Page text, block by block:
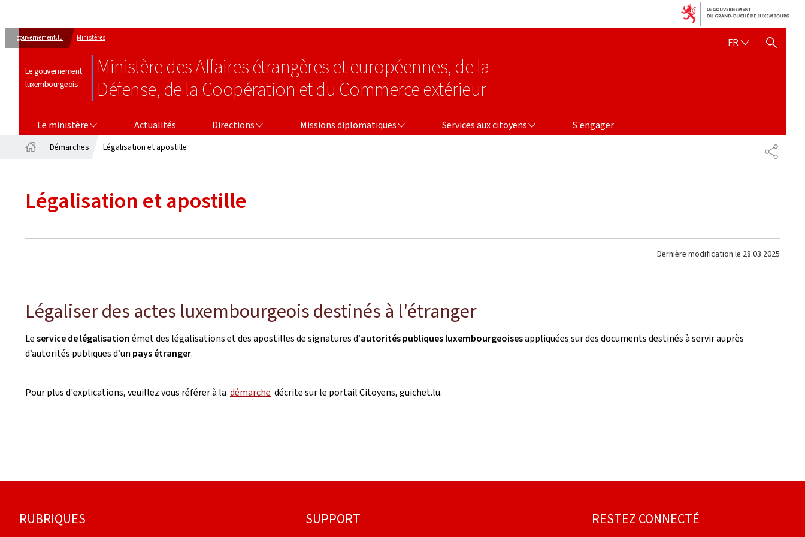
gouvernement.lu Ministères
Le gouvernement
luxembourgeois
Ministère des Affaires étrangères et européennes, de la
Défense, de la Coopération et du Commerce extérieur
FRFRANÇAIS
AFFICHER / MASQUER
Le ministère Actualités Directions Missions diplomatiques Services aux citoyens
S'engager
Démarches Légalisation et apostille
Légalisation et apostille
Dernière modification le 28.03.2025
Légaliser des actes luxembourgeois destinés à l'étranger
Leservice de légalisationémet des légalisations et des apostilles de signatures d’autorités publiques luxembourgeoisesappliquées sur des documents destinés à servir auprès
d’autorités publiques d’un pays étranger.
Pour plus d'explications, veuillez vous référer à la démarche décrite sur le portail Citoyens, guichet.lu.
Pied
RUBRIQUES SUPPORT RESTEZ CONNECTÉ